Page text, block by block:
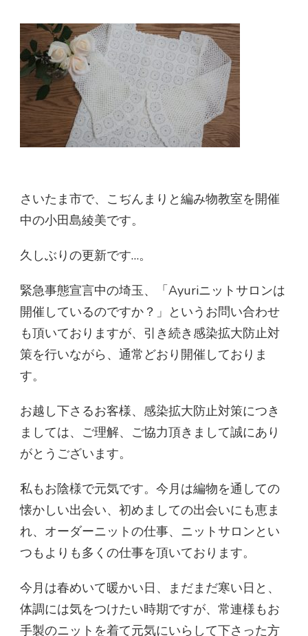
さいたま市で、こぢんまりと編み物教室を開催
中の小田島綾美です。
久しぶりの更新です…。
緊急事態宣言中の埼玉、「Ayuriニットサロンは
開催しているのですか？」というお問い合わせ
も頂いておりますが、引き続き感染拡大防止対
策を行いながら、通常どおり開催しておりま
す。
お越し下さるお客様、感染拡大防止対策につき
ましては、ご理解、ご協力頂きまして誠にあり
がとうございます。
私もお陰様で元気です。今月は編物を通しての
懐かしい出会い、初めましての出会いにも恵ま
れ、オーダーニットの仕事、ニットサロンとい
つもよりも多くの仕事を頂いております。
今月は春めいて暖かい日、まだまだ寒い日と、
体調には気をつけたい時期ですが、常連様もお
手製のニットを着て元気にいらして下さった方